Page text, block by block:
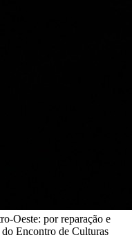
Oeste: por reparação e
Encontro de Culturas